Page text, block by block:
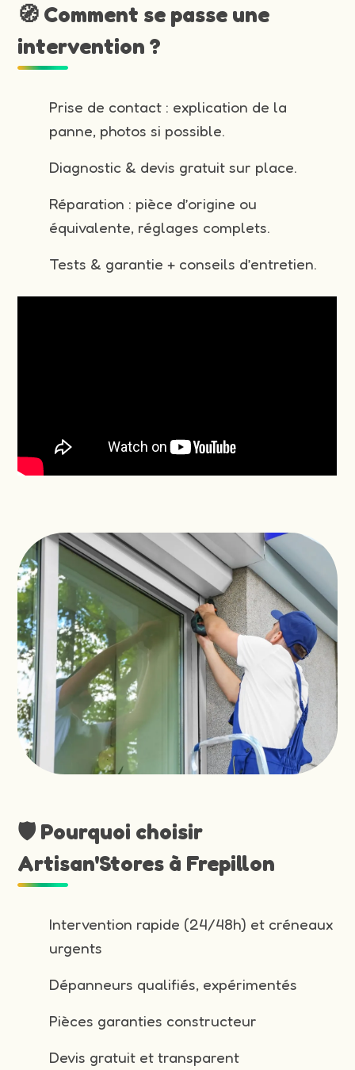
🧭 Comment se passe une
intervention ?
Prise de contact : explication de la
panne, photos si possible.
Diagnostic & devis gratuit sur place.
Réparation : pièce d’origine ou
équivalente, réglages complets.
Tests & garantie + conseils d’entretien.
🛡️ Pourquoi choisir
Artisan'Stores à Frepillon
Intervention rapide (24/48h) et créneaux
urgents
Dépanneurs qualifiés, expérimentés
Pièces garanties constructeur
Devis gratuit et transparent